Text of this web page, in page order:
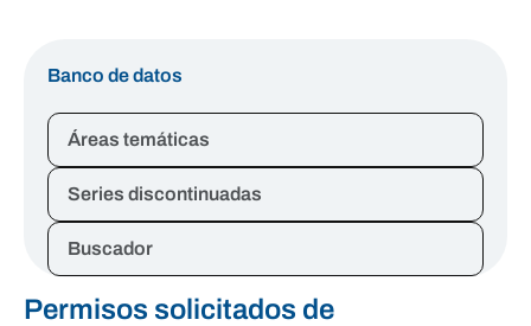
Banco de datos
Áreas temáticas
Series discontinuadas
Buscador
Permisos solicitados de